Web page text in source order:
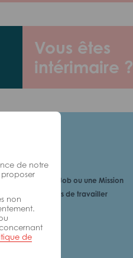
de notre
non
de
Vous êtes
intérimaire ?
Je cherche un Job ou une Mission
6 bonnes raisons de travailler
avec nous